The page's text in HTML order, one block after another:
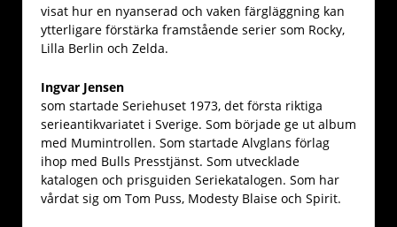
visat hur en nyanserad och vaken färgläggning kan
ytterligare förstärka framstående serier som Rocky,
Lilla Berlin och Zelda.
Ingvar Jensen
som startade Seriehuset 1973, det första riktiga
serieantikvariatet i Sverige. Som började ge ut album
med Mumintrollen. Som startade Alvglans förlag
ihop med Bulls Presstjänst. Som utvecklade
katalogen och prisguiden Seriekatalogen. Som har
vårdat sig om Tom Puss, Modesty Blaise och Spirit.